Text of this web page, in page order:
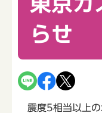
らせ
震度5相当以上の